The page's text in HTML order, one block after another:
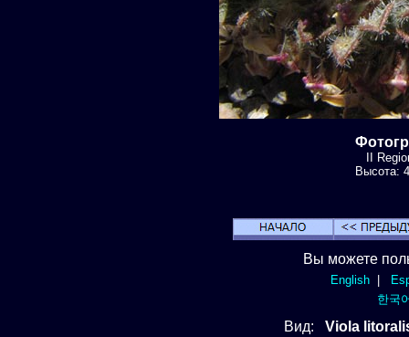
II
Высота:
Вы можете
English|
한국
Вид:
Viola